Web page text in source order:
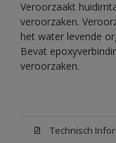
Veroorzaakt
veroorzaken.
het water levende
Bevat
veroorzaken.
Technisch